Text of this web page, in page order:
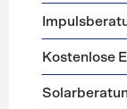
Kostenlose